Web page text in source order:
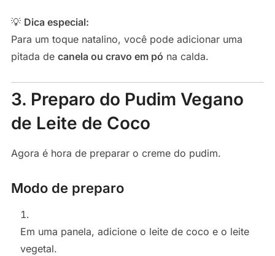
💡 Dica especial:
Para um toque natalino, você pode adicionar uma
pitada de canela ou cravo em pó na calda.
3. Preparo do Pudim Vegano
de Leite de Coco
Agora é hora de preparar o creme do pudim.
Modo de preparo
Em uma panela, adicione o leite de coco e o leite
vegetal.